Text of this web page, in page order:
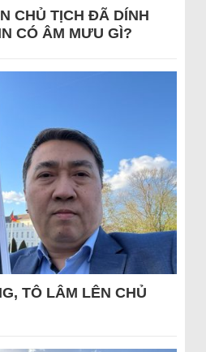
CHỦ TỊCH ĐÃ DÍNH
CÓ ÂM MƯU GÌ?
TÔ LÂM LÊN CHỦ